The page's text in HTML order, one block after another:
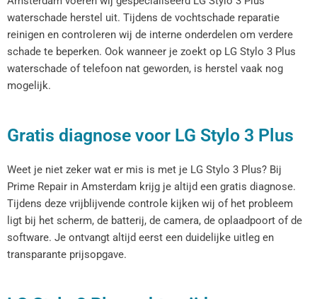
waterschade herstel uit. Tijdens de vochtschade reparatie
reinigen en controleren wij de interne onderdelen om verdere
schade te beperken. Ook wanneer je zoekt op LG Stylo 3 Plus
waterschade of telefoon nat geworden, is herstel vaak nog
mogelijk.
Gratis diagnose voor LG Stylo 3 Plus
Weet je niet zeker wat er mis is met je LG Stylo 3 Plus? Bij
Prime Repair in Amsterdam krijg je altijd een gratis diagnose.
Tijdens deze vrijblijvende controle kijken wij of het probleem
ligt bij het scherm, de batterij, de camera, de oplaadpoort of de
software. Je ontvangt altijd eerst een duidelijke uitleg en
transparante prijsopgave.